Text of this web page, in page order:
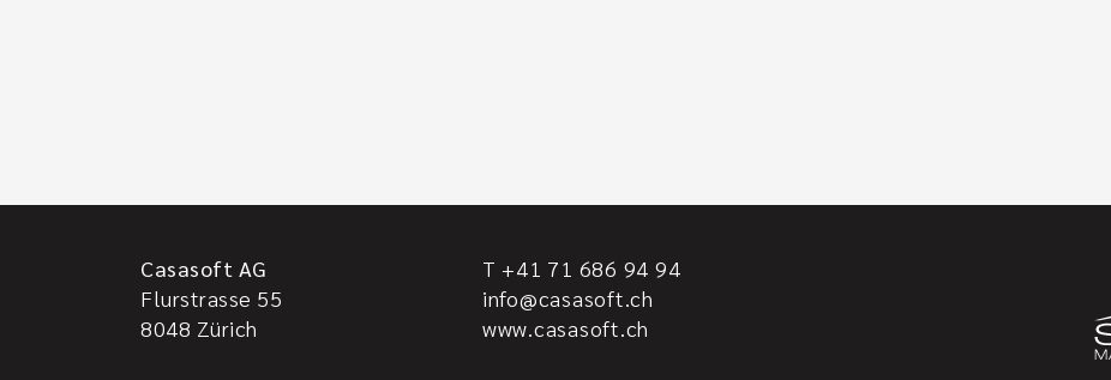
Casasoft AG
Flurstrasse 55
8048 Zürich
T +41 71 686 94 94
info@casasoft.ch
www.casasoft.ch